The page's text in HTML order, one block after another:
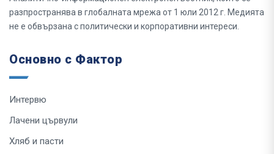
разпространява в глобалната мрежа от 1 юли 2012 г. Медията
не е обвързана с политически и корпоративни интереси.
Основно с Фактор
Интервю
Лачени цървули
Хляб и пасти